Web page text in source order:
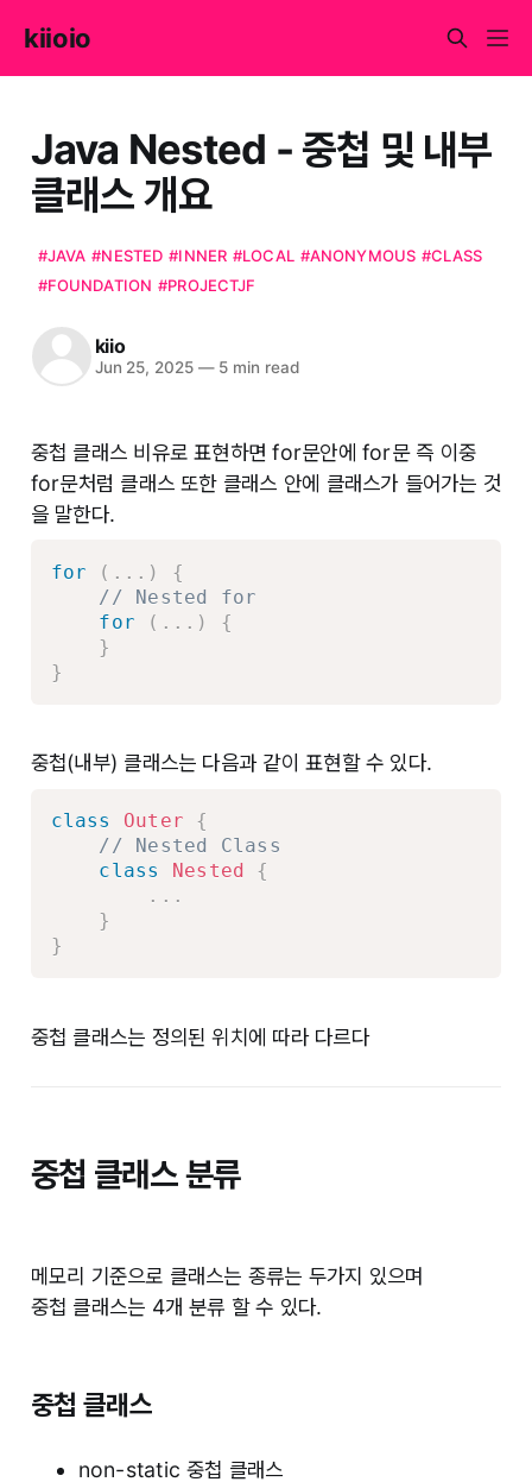
kiioio
Java Nested - 중첩 및 내부
클래스 개요
#JAVA #NESTED #INNER #LOCAL #ANONYMOUS #CLASS
#FOUNDATION #PROJECTJF
kiio
Jun 25, 2025 —5 min read
중첩 클래스 비유로 표현하면 for문안에 for문 즉 이중
for문처럼 클래스 또한 클래스 안에 클래스가 들어가는 것
을 말한다.
for ( . . . )
{
// Nested for
for
( . . . )
{
}
}
중첩(내부) 클래스는 다음과 같이 표현할 수 있다.
class Outer
{
// Nested Class
class
Nested
{
. . .
}
}
중첩 클래스는 정의된 위치에 따라 다르다
중첩 클래스 분류
메모리 기준으로 클래스는 종류는 두가지 있으며
중첩 클래스는 4개 분류 할 수 있다.
중첩 클래스
non-static 중첩 클래스